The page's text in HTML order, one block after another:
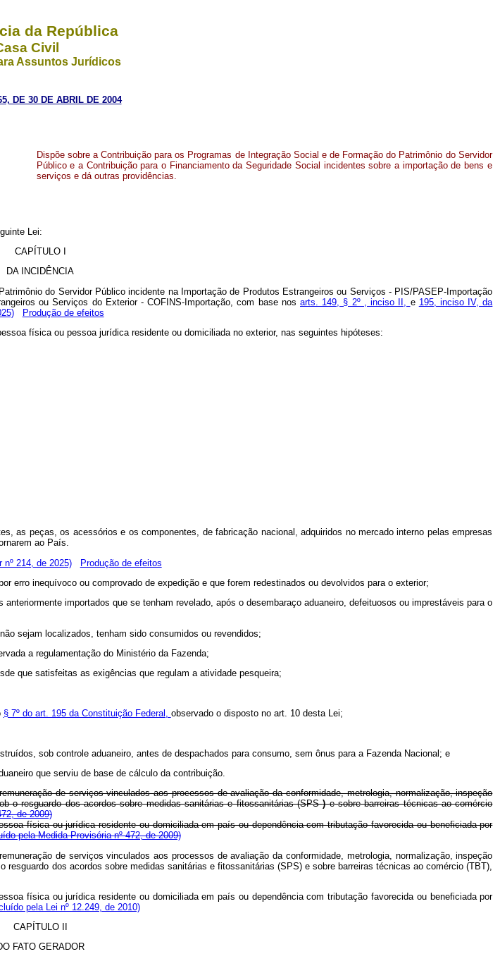
da República
Civil
Assuntos Jurídicos
DE 30 DE ABRIL DE 2004
Dispõe sobre a Contribuição para os Programas de Integração Social e de Formação do Patrimônio do Servidor
Público e a Contribuição para o Financiamento da Seguridade Social incidentes sobre a importação de bens e
serviços e dá outras providências.
Lei:
CAPÍTULO I
DA INCIDÊNCIA
do Servidor Público incidente na Importação de Produtos Estrangeiros ou Serviços - PIS/PASEP-Importação
ou Serviços do Exterior - COFINS-Importação, com base nos arts. 149, § 2º , inciso II, e 195, inciso IV, da
Produção de efeitos
física ou pessoa jurídica residente ou domiciliada no exterior, nas seguintes hipóteses:
as peças, os acessórios e os componentes, de fabricação nacional, adquiridos no mercado interno pelas empresas
ao País.
nº 214, de 2025)
Produção de efeitos
erro inequívoco ou comprovado de expedição e que forem redestinados ou devolvidos para o exterior;
importados que se tenham revelado, após o desembaraço aduaneiro, defeituosos ou imprestáveis para o
sejam localizados, tenham sido consumidos ou revendidos;
a regulamentação do Ministério da Fazenda;
que satisfeitas as exigências que regulam a atividade pesqueira;
§ 7º do art. 195 da Constituição Federal, observado o disposto no art. 10 desta Lei;
sob controle aduaneiro, antes de despachados para consumo, sem ônus para a Fazenda Nacional; e
que serviu de base de cálculo da contribuição.
de serviços vinculados aos processos de avaliação da conformidade, metrologia, normalização, inspeção
o resguardo dos acordos sobre medidas sanitárias e fitossanitárias (SPS)e sobre barreiras técnicas ao comércio
de 2009)
física ou jurídica residente ou domiciliada em país ou dependência com tributação favorecida ou beneficiada por
pela Medida Provisória nº 472, de 2009)
de serviços vinculados aos processos de avaliação da conformidade, metrologia, normalização, inspeção
dos acordos sobre medidas sanitárias e fitossanitárias (SPS) e sobre barreiras técnicas ao comércio (TBT),
física ou jurídica residente ou domiciliada em país ou dependência com tributação favorecida ou beneficiada por
pela Lei nº 12.249, de 2010)
CAPÍTULO II
FATO GERADOR